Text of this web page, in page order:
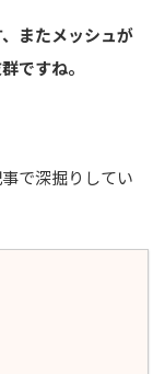
またメッシュが
ですね。
で深掘りしてい